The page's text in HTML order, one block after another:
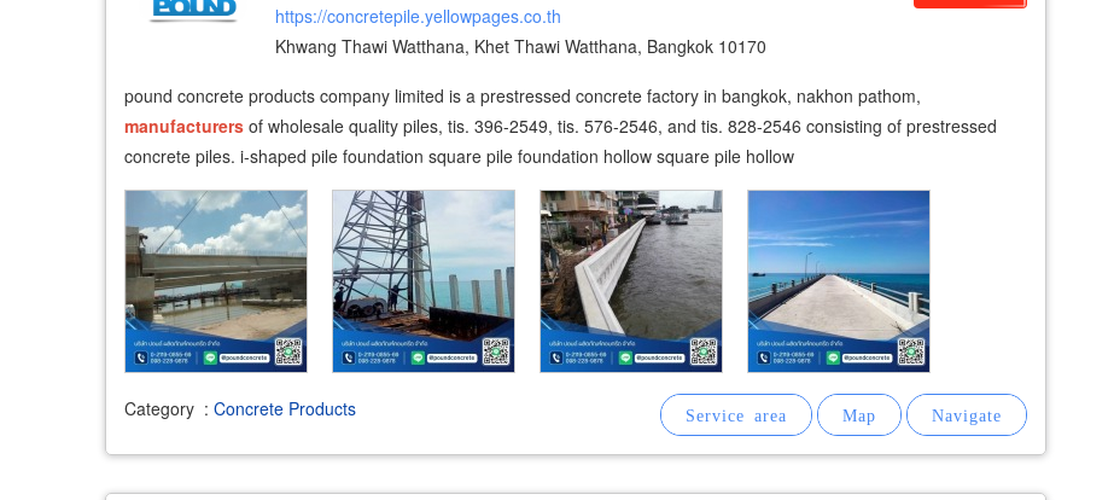
https://concretepile.yellowpages.co.th
Khwang Thawi Watthana, Khet Thawi Watthana, Bangkok 10170
pound concrete products company limited is a prestressed concrete factory in bangkok, nakhon pathom,
manufacturers of wholesale quality piles, tis. 396-2549, tis. 576-2546, and tis. 828-2546 consisting of prestressed
concrete piles. i-shaped pile foundation square pile foundation hollow square pile hollow
Category : Concrete Products